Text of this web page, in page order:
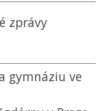
zprávy
gymnáziu ve